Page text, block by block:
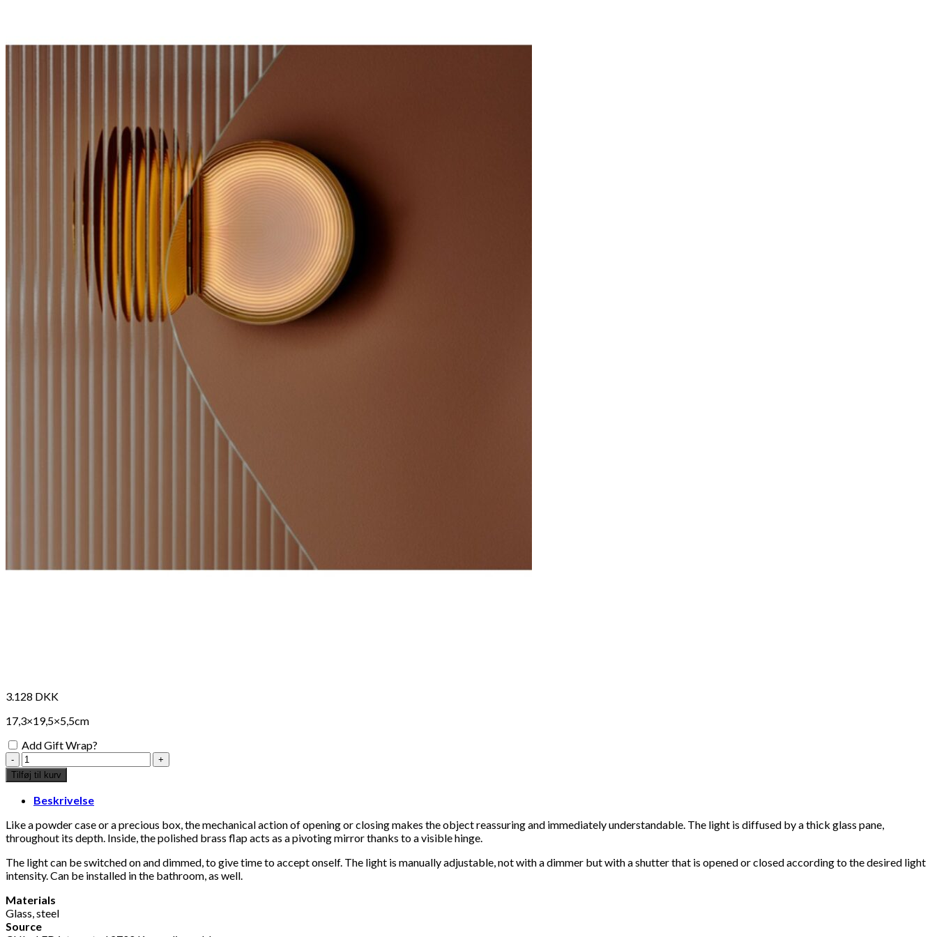
3.128 DKK
17,3×19,5×5,5cm
Add Gift Wrap?
DCW
éditions
-
Poudrier
wall
lamp
antal
Tilføj til kurv
Beskrivelse
Like a powder case or a precious box, the mechanical action of opening or closing makes the object reassuring and immediately understandable. The light is diffused by a thick glass pane,
throughout its depth. Inside, the polished brass flap acts as a pivoting mirror thanks to a visible hinge.
The light can be switched on and dimmed, to give time to accept onself. The light is manually adjustable, not with a dimmer but with a shutter that is opened or closed according to the desired light
intensity. Can be installed in the bathroom, as well.
Materials
Glass, steel
Source